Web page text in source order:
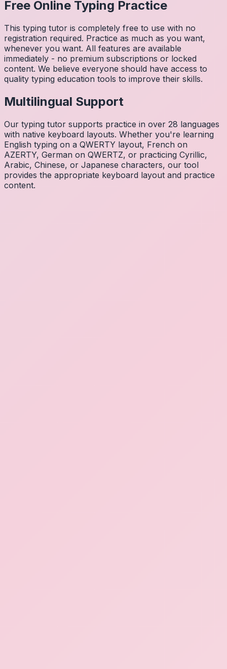
Free Online Typing Practice
This typing tutor is completely free to use with no
registration required. Practice as much as you want,
whenever you want. All features are available
immediately - no premium subscriptions or locked
content. We believe everyone should have access to
quality typing education tools to improve their skills.
Multilingual Support
Our typing tutor supports practice in over 28 languages
with native keyboard layouts. Whether you're learning
English typing on a QWERTY layout, French on
AZERTY, German on QWERTZ, or practicing Cyrillic,
Arabic, Chinese, or Japanese characters, our tool
provides the appropriate keyboard layout and practice
content.